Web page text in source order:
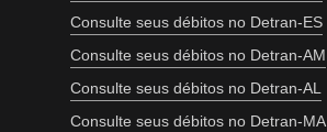
Consulte seus débitos no Detran-ES
Consulte seus débitos no Detran-AM
Consulte seus débitos no Detran-AL
Consulte seus débitos no Detran-MA